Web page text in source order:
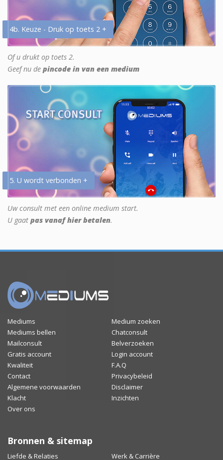
4b. Keuze - Druk op toets 2 +
Of u drukt op toets 2.
Geef nu de pincode in van een medium
5. U wordt verbonden +
Uw consult met een online medium start.
U gaat pas vanaf hier betalen.
Mediums
Medium zoeken
Mediums bellen
Chatconsult
Mailconsult
Belverzoeken
Gratis account
Login account
Kwaliteit
F.A.Q
Contact
Privacybeleid
Algemene voorwaarden
Disclaimer
Klacht
Inzichten
Over ons
Bronnen & sitemap
Liefde & Relaties Werk & Carrière